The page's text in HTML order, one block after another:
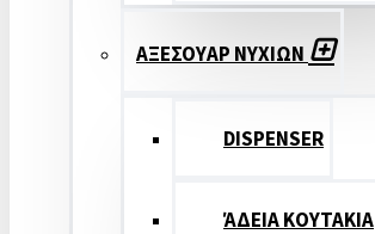
ΑΞΕΣΟΥΑΡ ΝΥΧΙΩΝ
DISPENSER
ΆΔΕΙΑ ΚΟΥΤΑΚΙΑ